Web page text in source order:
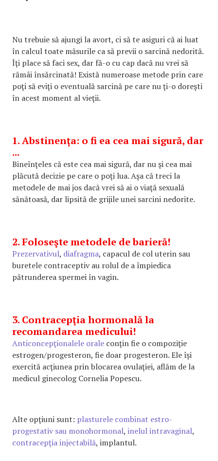
Nu trebuie să ajungi la avort, ci să te asiguri că ai luat
în calcul toate măsurile ca să previi o sarcină nedorită.
Îţi place să faci sex, dar fă-o cu cap dacă nu vrei să
rămâi însărcinată! Există numeroase metode prin care
poţi să eviţi o eventuală sarcină pe care nu ţi-o doreşti
în acest moment al vieţii.
1. Abstinenţa: o fi ea cea mai sigură, dar
...
Bineînţeles că este cea mai sigură, dar nu şi cea mai
plăcută decizie pe care o poţi lua. Aşa că treci la
metodele de mai jos dacă vrei să ai o viaţă sexuală
sănătoasă, dar lipsită de grijile unei sarcini nedorite.
2. Foloseşte metodele de barieră!
Prezervativul, diafragma, capacul de col uterin sau
buretele contraceptiv au rolul de a împiedica
pătrunderea spermei în vagin.
3. Contracepţia hormonală la
recomandarea medicului!
Anticoncepţionalele orale conţin fie o compoziţie
estrogen/progesteron, fie doar progesteron. Ele îşi
exercită acţiunea prin blocarea ovulaţiei, aflăm de la
medicul ginecolog Cornelia Popescu.
Alte opţiuni sunt: plasturele combinat estro-
progestativ sau monohormonal, inelul intravaginal,
contracepţia injectabilă, implantul.